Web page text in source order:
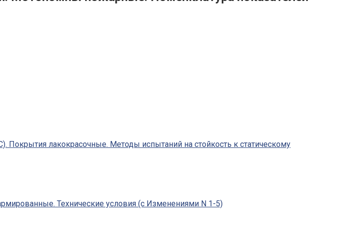
Покрытия лакокрасочные. Методы испытаний на стойкость к статическому
Технические условия (с Изменениями N 1-5)